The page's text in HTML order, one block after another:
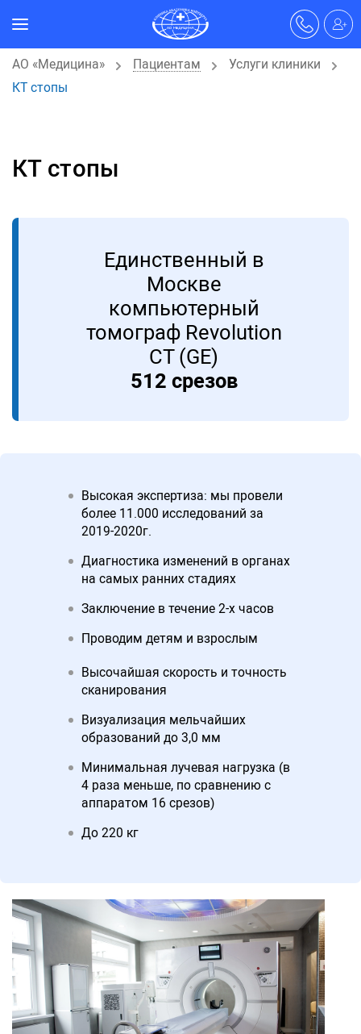
АО «Медицина» Пациентам
Услуги клиники
КТ стопы
КТ стопы
Единственный в
Москве
компьютерный
томограф Revolution
CT (GE)
512 срезов
Высокая экспертиза: мы провели
более 11.000 исследований за
2019-2020г.
Диагностика изменений в органах
на самых ранних стадиях
Заключение в течение 2-х часов
Проводим детям и взрослым
Высочайшая скорость и точность
сканирования
Визуализация мельчайших
образований до 3,0 мм
Минимальная лучевая нагрузка (в
4 раза меньше, по сравнению с
аппаратом 16 срезов)
До 220 кг